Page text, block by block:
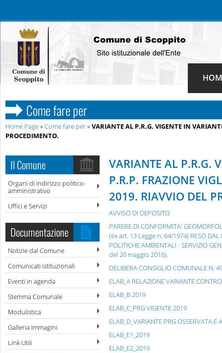
Come fare per
Home Page» Come fare per» VARIANTE AL P.R.G. VIGENTE IN
PROCEDIMENTO.
Il Comune
Organi di indirizzo politico-
amministrativo
Uffici e Servizi
Documentazione
Notizie dal Comune
Comunicati istituzionali
Eventi in agenda
Stemma Comunale
Modulistica
Galleria Immagini
Link Utili
VARIANTE AL P.R.G.
P.R.P. FRAZIONE
2019. RIAVVIO DEL
AVVISO DI DEPOSITO
PARERE DI CONFORMITA'
(ex art. 13 Legge n. 64/1974) RESO DAL
POLITICHE AMBIENTALI - SERVIZIO
del 20 maggio 2016).
DELIBERA CONSIGLIO COMUNALE N.
ELAB_A RELAZIONE VARIANTE
ELAB_B 2019
ELAB_C_PRG VIGENTE 2019
ELAB_D_VARIANTE PRG OSSERVATA E
ELAB_E1_2019
ELAB_E2_2019